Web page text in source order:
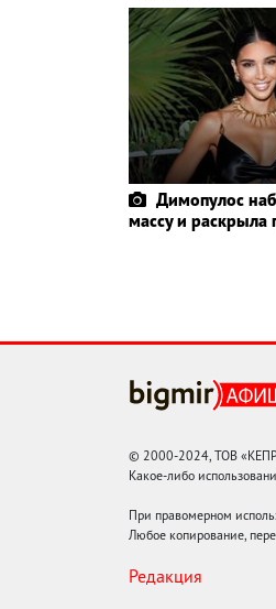
Димопулос
массу и раскрыла
© 2000-2024, ТОВ
Какое-либо
При правомерном
Любое копирование,
Редакция